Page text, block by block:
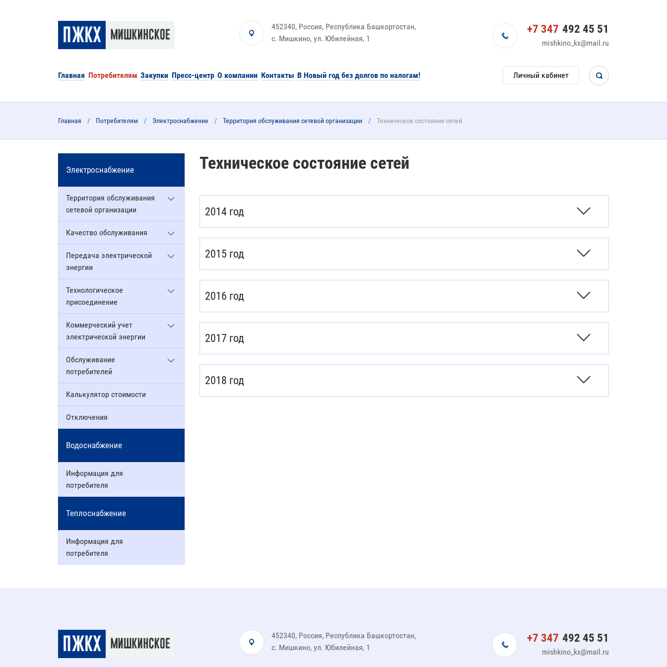
452340, Россия, Республика Башкортостан,
с. Мишкино, ул. Юбилейная, 1
+7 347 492 45 51
mishkino_kx@mail.ru
Главная Потребителям Закупки Пресс-центр О компании Контакты В Новый год без долгов по налогам! Личный кабинет
Главная Потребителям Электроснабжение Территория обслуживания сетевой организации Техническое состояние сетей
Электроснабжение
Территория обслуживания
сетевой организации
Качество обслуживания
Передача электрической
энергии
Технологическое
присоединение
Коммерческий учет
электрической энергии
Обслуживание
потребителей
Калькулятор стоимости
Отключения
Водоснабжение
Информация для
потребителя
Теплоснабжение
Информация для
потребителя
Техническое состояние сетей
2014 год
2015 год
2016 год
2017 год
2018 год
452340, Россия, Республика Башкортостан,
с. Мишкино, ул. Юбилейная, 1
+7 347 492 45 51
mishkino_kx@mail.ru